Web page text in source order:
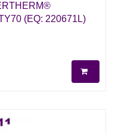
(EQ: 220671L)